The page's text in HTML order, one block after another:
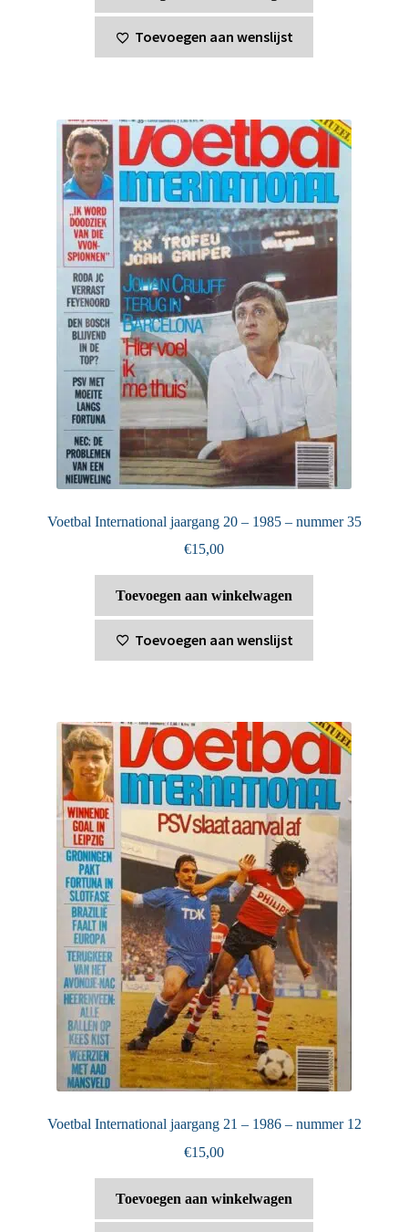
Toevoegen aan wenslijst
Voetbal International jaargang 20 – 1985 – nummer 35
€15,00
Toevoegen aan winkelwagen
Toevoegen aan wenslijst
Voetbal International jaargang 21 – 1986 – nummer 12
€15,00
Toevoegen aan winkelwagen